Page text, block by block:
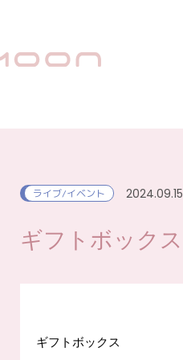
ライブ/イベント 2024.09.15
ギフトボックス
ギフトボックス